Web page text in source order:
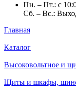
Пн. – Пт.: с
Сб. – Вс.:
Главная
Каталог
Высоковольтное и
Щиты и шкафы,